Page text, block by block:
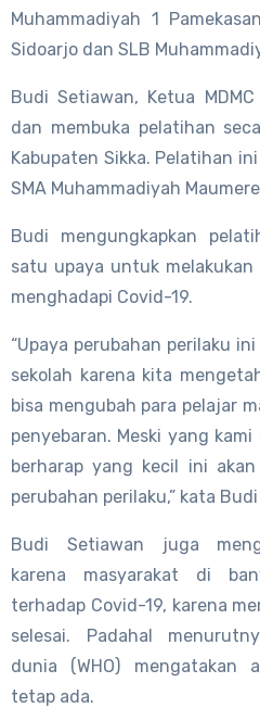
Muhammadiyah 1
Sidoarjo dan SLB
Budi Setiawan, Ketua
dan membuka pelatihan
Kabupaten Sikka. Pelatihan
SMA Muhammadiyah
Budi mengungkapkan
satu upaya untuk melakukan
menghadapi Covid-19.
“Upaya perubahan perilaku
sekolah karena kita
bisa mengubah para pelajar
penyebaran. Meski yang
berharap yang kecil ini
perubahan perilaku,” kata
Budi Setiawan juga
karena masyarakat di
terhadap Covid-19, karena
selesai. Padahal
dunia (WHO) mengatakan
tetap ada.